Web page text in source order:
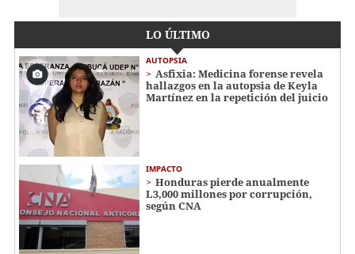
LO ÚLTIMO
AUTOPSIA
Asfixia: Medicina forense revela
hallazgos en la autopsia de Keyla
Martínez en la repetición del juicio
IMPACTO
Honduras pierde anualmente
L3,000 millones por corrupción,
según CNA